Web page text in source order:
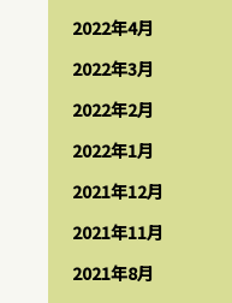
2022年4月
2022年3月
2022年2月
2022年1月
2021年12月
2021年11月
2021年8月